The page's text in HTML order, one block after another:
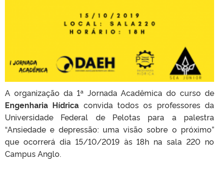
A organização da 1ª Jornada Acadêmica do curso de
Engenharia Hídrica convida todos os professores da
Universidade Federal de Pelotas para a palestra
“Ansiedade e depressão: uma visão sobre o próximo”
que ocorrerá dia 15/10/2019 às 18h na sala 220 no
Campus Anglo.